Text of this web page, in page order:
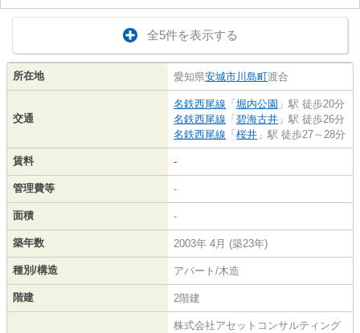
全5件を表示する
所在地 愛知県安城市川島町渡合
交通
名鉄西尾線 「 堀内公園 」駅 徒歩20分
名鉄西尾線 「 碧海古井 」駅 徒歩26分
名鉄西尾線 「 桜井 」駅 徒歩27～28分
賃料 -
管理費等 -
面積 -
築年数 2003年 4月 (築23年)
種別/構造 アパート/木造
階建 2階建
株式会社アセットコンサルティング